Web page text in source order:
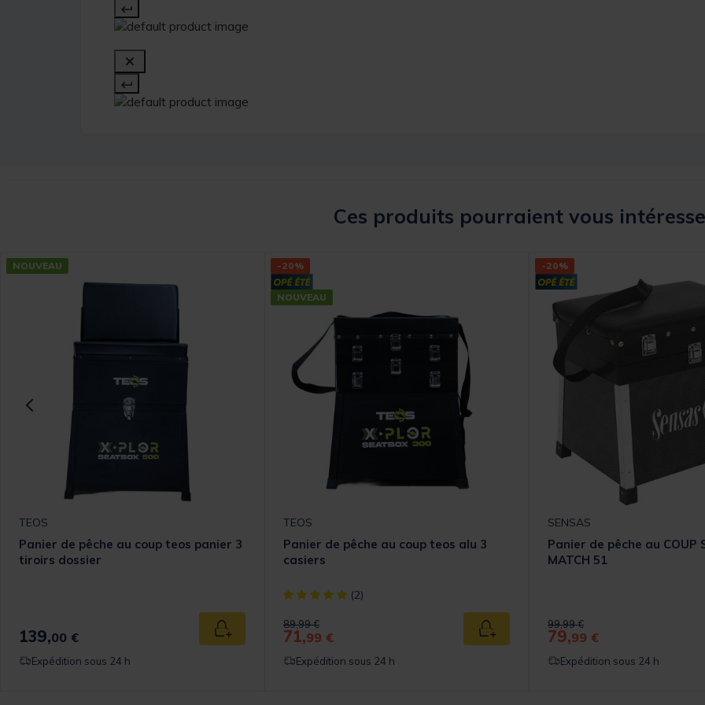
Ces produits pourraient vous
panier
NOUVEAU
TEOS
Panier de pêche au coup teos panier 3
tiroirs dossier
139,00 € Ajouter au panier
Expédition sous 24 h
-20%
NOUVEAU
TEOS
Panier de pêche au coup teos alu 3
casiers
[object Object] out of 5 Customer Rating
(2)
Price reduced from
89,99 €to
71,99 € Ajouter au panier
Expédition sous 24 h
-20%
SENSAS
Panier de pêche au COUP
MATCH 51
Price reduced from
99,99 €to
79,99 €
Expédition sous 24 h